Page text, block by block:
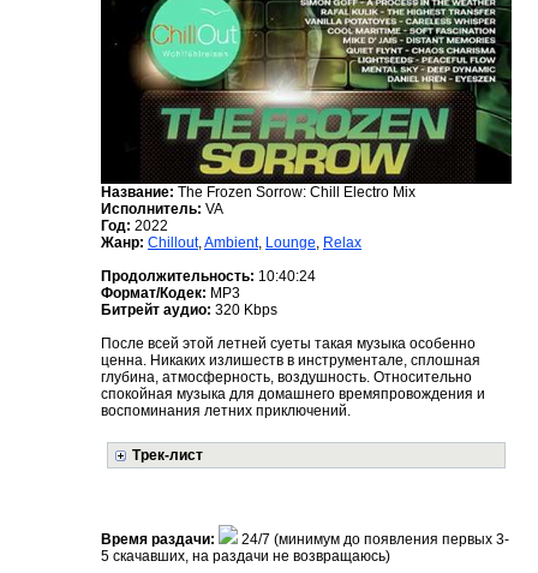
Название: The Frozen Sorrow: Chill Electro Mix
Исполнитель: VA
Год: 2022
Жанр: Chillout,Ambient, Lounge, Relax
Продолжительность: 10:40:24
Формат/Кодек: MP3
Битрейт аудио: 320 Kbps
После всей этой летней суеты такая музыка особенно
ценна. Никаких излишеств в инструментале, сплошная
глубина, атмосферность, воздушность. Относительно
спокойная музыка для домашнего времяпровождения и
воспоминания летних приключений.
Трек-лист
Время раздачи:
24/7 (минимум до появления первых 3-
5 скачавших, на раздачи не возвращаюсь)